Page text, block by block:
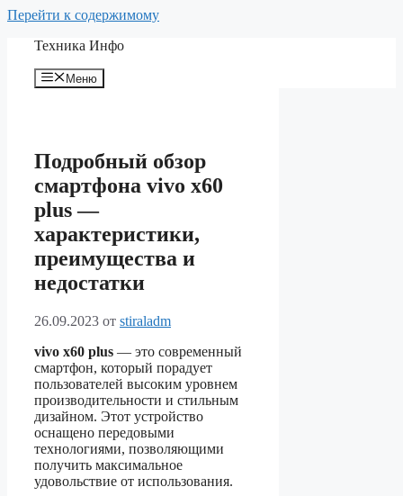
Перейти к содержимому
Техника Инфо
Меню
Подробный обзор
смартфона vivo x60
plus —
характеристики,
преимущества и
недостатки
26.09.2023 от stiraladm
vivo x60 plus — это современный
смартфон, который порадует
пользователей высоким уровнем
производительности и стильным
дизайном. Этот устройство
оснащено передовыми
технологиями, позволяющими
получить максимальное
удовольствие от использования.